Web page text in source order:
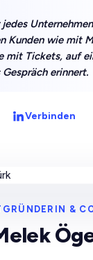
Kunden wie mit
mit Tickets, auf
erinnert.
Verbinden
&